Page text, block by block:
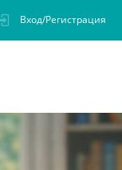
Вход/Регистрация